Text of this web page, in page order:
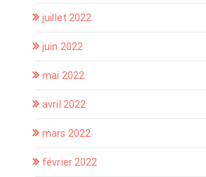
juillet 2022
juin 2022
mai 2022
avril 2022
mars 2022
février 2022